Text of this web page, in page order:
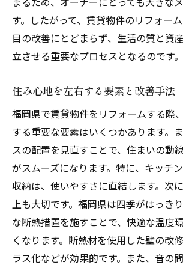
す。したがって、賃貸物件のリフォー
目の改善にとどまらず、生活の質と資
立させる重要なプロセスとなるのです。
住み心地を左右する要素と改善手法
福岡県で賃貸物件をリフォームする際
する重要な要素はいくつかあります。
スの配置を見直すことで、住まいの動
がスムーズになります。特に、キッチ
収納は、使いやすさに直結します。次
上も大切です。福岡県は四季がはっき
な断熱措置を施すことで、快適な温度
くなります。断熱材を使用した壁の改
ラス化などが効果的です。また、音の